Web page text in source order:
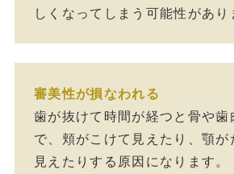
しくなってしまう可能性があり
審美性が損なわれる
歯が抜けて時間が経つと骨や歯
で、頬がこけて見えたり、顎が
見えたりする原因になります。